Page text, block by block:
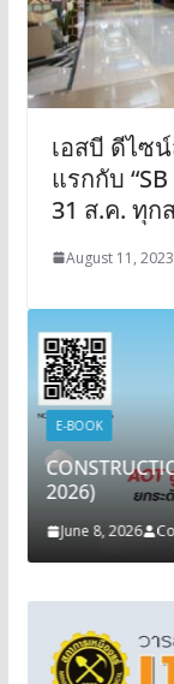
เอสบี ดีไซ
แรกกับ “SB
31 ส.ค. ทุก
August 11, 2023
E-BOOK
2026)
June 8, 2026